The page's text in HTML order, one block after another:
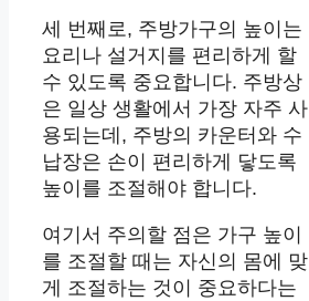
세 번째로, 주방가구의 높이는
요리나 설거지를 편리하게 할
수 있도록 중요합니다. 주방상
은 일상 생활에서 가장 자주 사
용되는데, 주방의 카운터와 수
납장은 손이 편리하게 닿도록
높이를 조절해야 합니다.
여기서 주의할 점은 가구 높이
를 조절할 때는 자신의 몸에 맞
게 조절하는 것이 중요하다는